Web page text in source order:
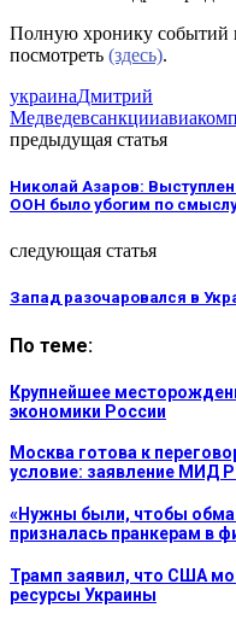
Полную хронику событий
посмотреть (здесь).
украинаДмитрий
Медведевсанкции
предыдущая статья
Николай Азаров:
ООН было убогим по
следующая статья
Запад разочаровался в
По теме:
Крупнейшее
экономики России
Москва готова к
условие: заявление МИД
«Нужны были, чтобы
призналась пранкерам в
Трамп заявил, что США
ресурсы Украины